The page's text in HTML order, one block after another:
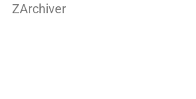
ZArchiver